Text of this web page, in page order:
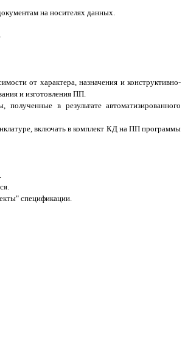
на носителях данных.
от характера, назначения и конструктивно-
и изготовления ПП.
в результате автоматизированного
включать в комплект КД на ПП программы
спецификации.